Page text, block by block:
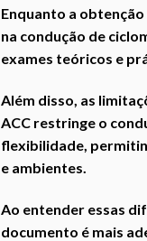
Enquanto a
na condução de
exames teóricos e
Além disso, as
ACC restringe o
flexibilidade,
e ambientes.
Ao entender essas
documento é mais